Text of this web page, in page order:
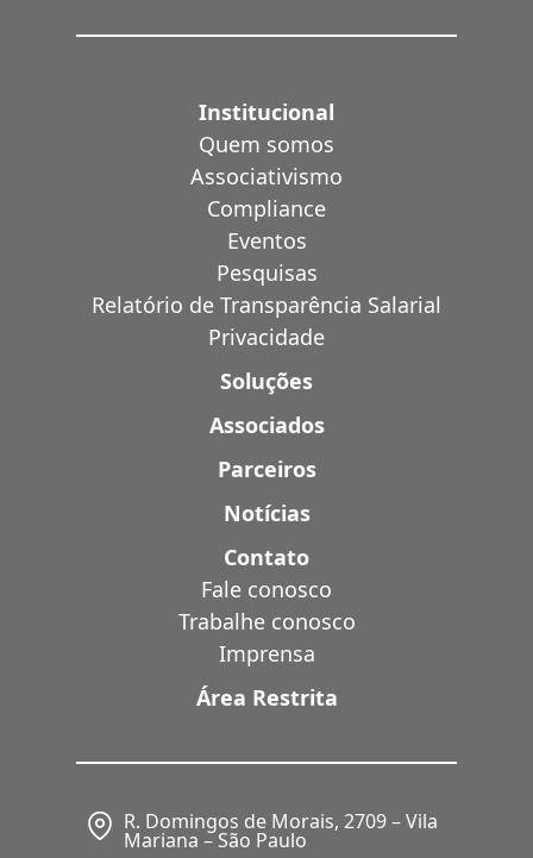
Institucional
Quem somos
Associativismo
Compliance
Eventos
Pesquisas
Relatório de Transparência Salarial
Privacidade
Soluções
Associados
Parceiros
Notícias
Contato
Fale conosco
Trabalhe conosco
Imprensa
Área Restrita
R. Domingos de Morais, 2709 – Vila
Mariana – São Paulo